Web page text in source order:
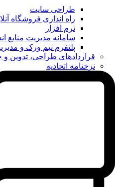
طراحی سایت
راه اندازی فروشگاه
نرم افزار
سامانه مدیریت منابع
پلتفرم تیم ورک و
قراردادهای طراحی، تدوین
نرخنامه اتحادیه